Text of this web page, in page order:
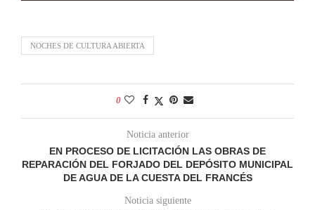
NOCHES DE CULTURA ABIERTA
0
Noticia anterior
EN PROCESO DE LICITACIÓN LAS OBRAS DE
REPARACIÓN DEL FORJADO DEL DEPÓSITO MUNICIPAL
DE AGUA DE LA CUESTA DEL FRANCÉS
Noticia siguiente